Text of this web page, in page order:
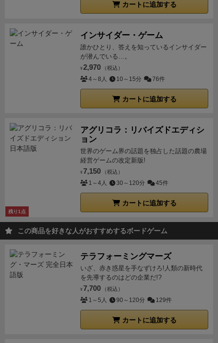
なんなく切り抜け、ミスはわずか1回
カートに追加する
インサイダー・ゲーム
誰かひとり、答えを知っているインサイダー
が潜んでいる…。
¥ 2,970 （税込）
4～8人 10～15分 76件
カートに追加する
残り1点
アグリコラ：リバイズドエディシ
ョン
世界のゲーム界の話題を独占した話題の農場
経営ゲームの改定新版!
¥ 7,150 （税込）
1～4人 30～120分 45件
カートに追加する
この商品を好きな人がおすすめするボードゲーム
テラフォーミングマーズ
いざ、赤き惑星を手なずけろ!人類の新時代
を先導するのはどの企業だ!?
¥ 7,700 （税込）
1～5人 90～120分 129件
カートに追加する